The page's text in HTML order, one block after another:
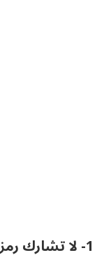
1- لا تشارك رمز الـOTP مع أي شخص